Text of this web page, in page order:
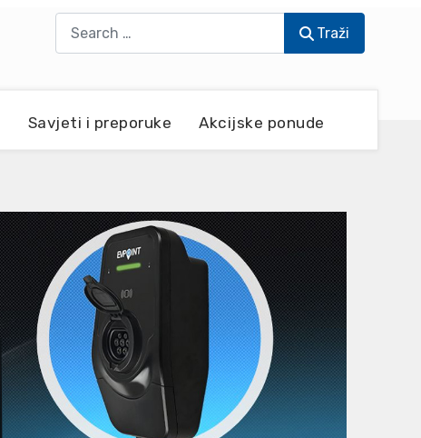
Traži
Savjeti i preporuke Akcijske ponude